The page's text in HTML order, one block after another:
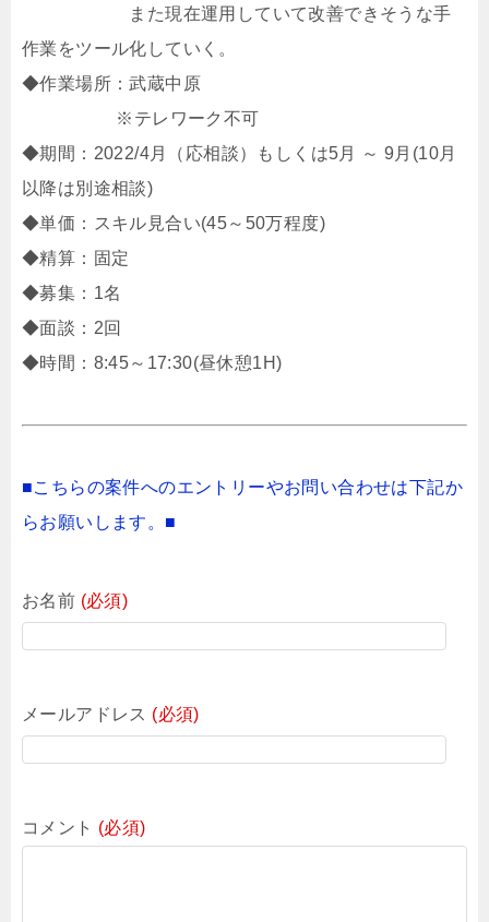
また現在運用していて改善できそうな手
作業をツール化していく。
◆作業場所：武蔵中原
※テレワーク不可
◆期間：2022/4月（応相談）もしくは5月 ～ 9月(10月
以降は別途相談)
◆単価：スキル見合い(45～50万程度)
◆精算：固定
◆募集：1名
◆面談：2回
◆時間：8:45～17:30(昼休憩1H)
■こちらの案件へのエントリーやお問い合わせは下記か
らお願いします。■
お名前 (必須)
メールアドレス (必須)
コメント (必須)